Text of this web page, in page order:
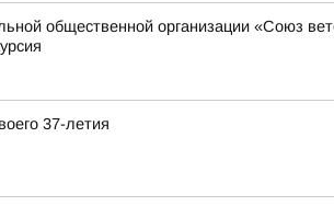
общественной организации «Союз
37-летия